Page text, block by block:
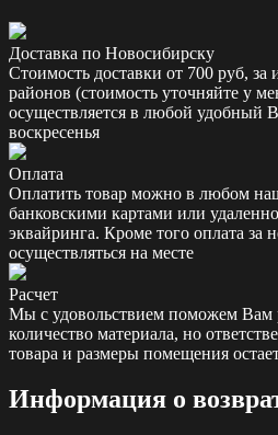
Доставка по Новосибирску
Стоимость доставки от 700 руб,
районов (стоимость уточняйте у
осуществляется в любой удобный
воскресенья
Оплата
Оплатить товар можно в любом
банковскими картами или
эквайринга. Кроме того оплата за
осуществляться на месте
Расчет
Мы с удовольствием поможем Вам
количество материала, но
товара и размеры помещения
Информация о